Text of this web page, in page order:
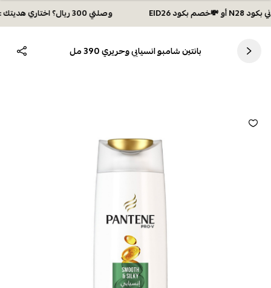
وصلتي 300 ريال؟ اختاري هديتك :🏍 شحن مجاني بكود N28 أو 💸خصم بكود EID26
بانتين شامبو انسيابي وحريري 390 مل